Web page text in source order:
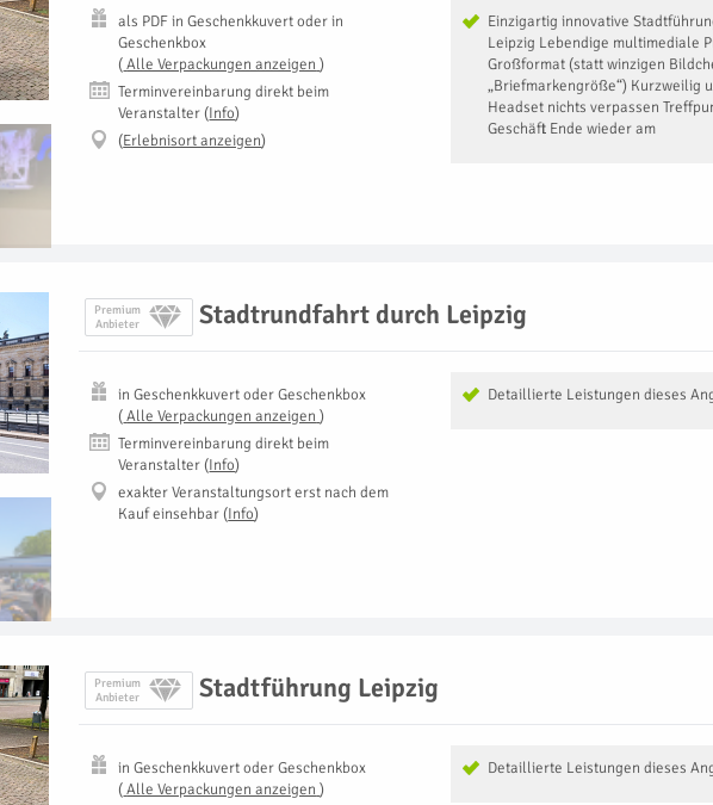
Einzigartig innovative
Leipzig Lebendige multimediale
Großformat (statt winzigen
„Briefmarkengröße“) Kurzweilig
Headset nichts verpassen
Geschäft Ende wieder am
als PDFinGeschenkkuvert oder in
Geschenkbox
( Alle Verpackungen anzeigen )
Terminvereinbarung direkt beim
Veranstalter (Info)
(Erlebnisort anzeigen)
Premium
Anbieter
Stadtrundfahrt durch Leipzig
Detaillierte Leistungen dieses
inGeschenkkuvert oder Geschenkbox
( Alle Verpackungen anzeigen )
Terminvereinbarung direkt beim
Veranstalter (Info)
exakter Veranstaltungsort erst nach dem
Kauf einsehbar (Info)
Premium
Anbieter
Stadtführung Leipzig
Detaillierte Leistungen dieses
inGeschenkkuvert oder Geschenkbox
( Alle Verpackungen anzeigen )